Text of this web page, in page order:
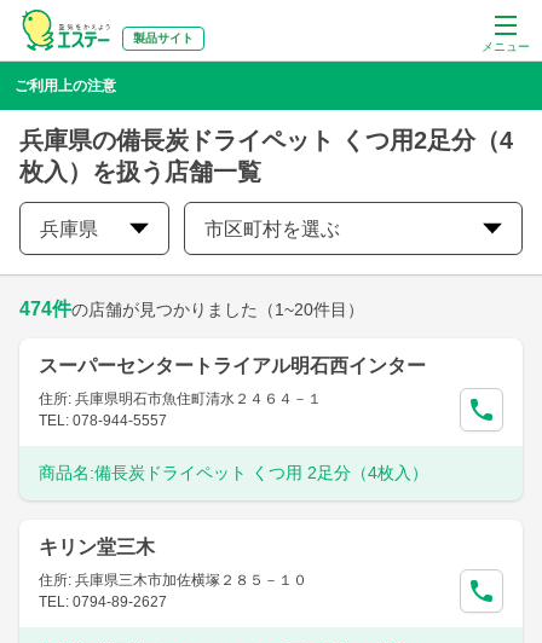
メニュー
製品サイト
ご利用上の注意
兵庫県の備長炭ドライペット くつ用2足分（4
枚入）を扱う店舗一覧
兵庫県 市区町村を選ぶ
474件の店舗が見つかりました （1~20件目）
スーパーセンタートライアル明石西インター
住所: 兵庫県明石市魚住町清水２４６４－１
TEL: 078-944-5557
商品名:備長炭ドライペット くつ用 2足分（4枚入）
キリン堂三木
住所: 兵庫県三木市加佐横塚２８５－１０
TEL: 0794-89-2627